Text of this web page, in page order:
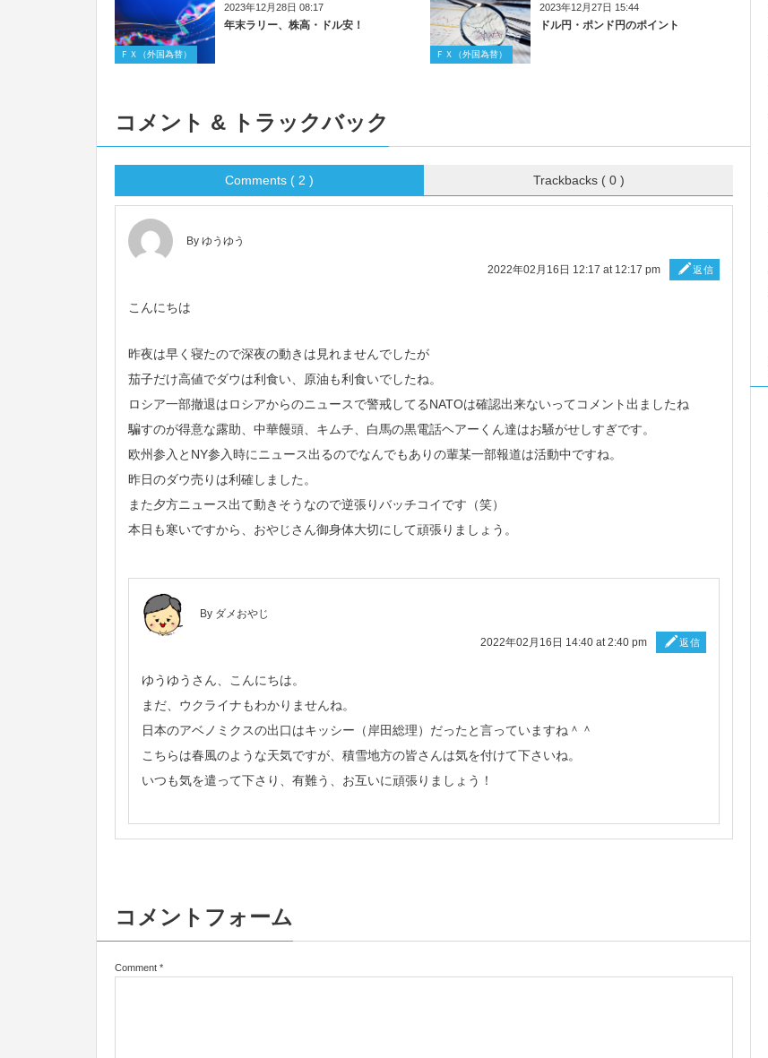
2023年12月28日 08:17
ＦＸ（外国為替）
年末ラリー、株高・ドル安！
2023年12月27日 15:44
ＦＸ（外国為替）
ドル円・ポンド円のポイント
コメント & トラックバック
Comments ( 2 ) Trackbacks ( 0 )
By ゆうゆう
2022年02月16日 12:17 at 12:17 pm 返信
こんにちは
昨夜は早く寝たので深夜の動きは見れませんでしたが
茄子だけ高値でダウは利食い、原油も利食いでしたね。
ロシア一部撤退はロシアからのニュースで警戒してるNATOは確認出来ないってコメント出ましたね
騙すのが得意な露助、中華饅頭、キムチ、白馬の黒電話ヘアーくん達はお騒がせしすぎです。
欧州参入とNY参入時にニュース出るのでなんでもありの輩某一部報道は活動中ですね。
昨日のダウ売りは利確しました。
また夕方ニュース出て動きそうなので逆張りバッチコイです（笑）
本日も寒いですから、おやじさん御身体大切にして頑張りましょう。
By ダメおやじ
2022年02月16日 14:40 at 2:40 pm 返信
ゆうゆうさん、こんにちは。
まだ、ウクライナもわかりませんね。
日本のアベノミクスの出口はキッシー（岸田総理）だったと言っていますね＾＾
こちらは春風のような天気ですが、積雪地方の皆さんは気を付けて下さいね。
いつも気を遣って下さり、有難う、お互いに頑張りましょう！
コメントフォーム
Comment *